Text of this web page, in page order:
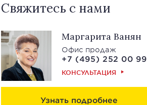
Свяжитесь с нами
Маргарита Ванян
Офис продаж
+7 (495) 252 00 99
КОНСУЛЬТАЦИЯ
Узнать подробнее